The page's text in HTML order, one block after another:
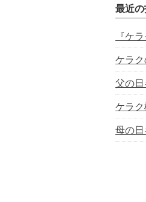
最近
『ケ
ケラク
父の日
ケラ
母の